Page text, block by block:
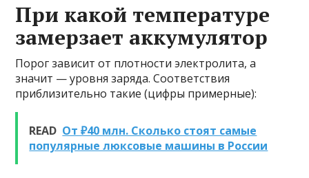
При какой температуре
замерзает аккумулятор
Порог зависит от плотности электролита, а
значит — уровня заряда. Соответствия
приблизительно такие (цифры примерные):
READ От ₽40 млн. Сколько стоят самые
популярные люксовые машины в России